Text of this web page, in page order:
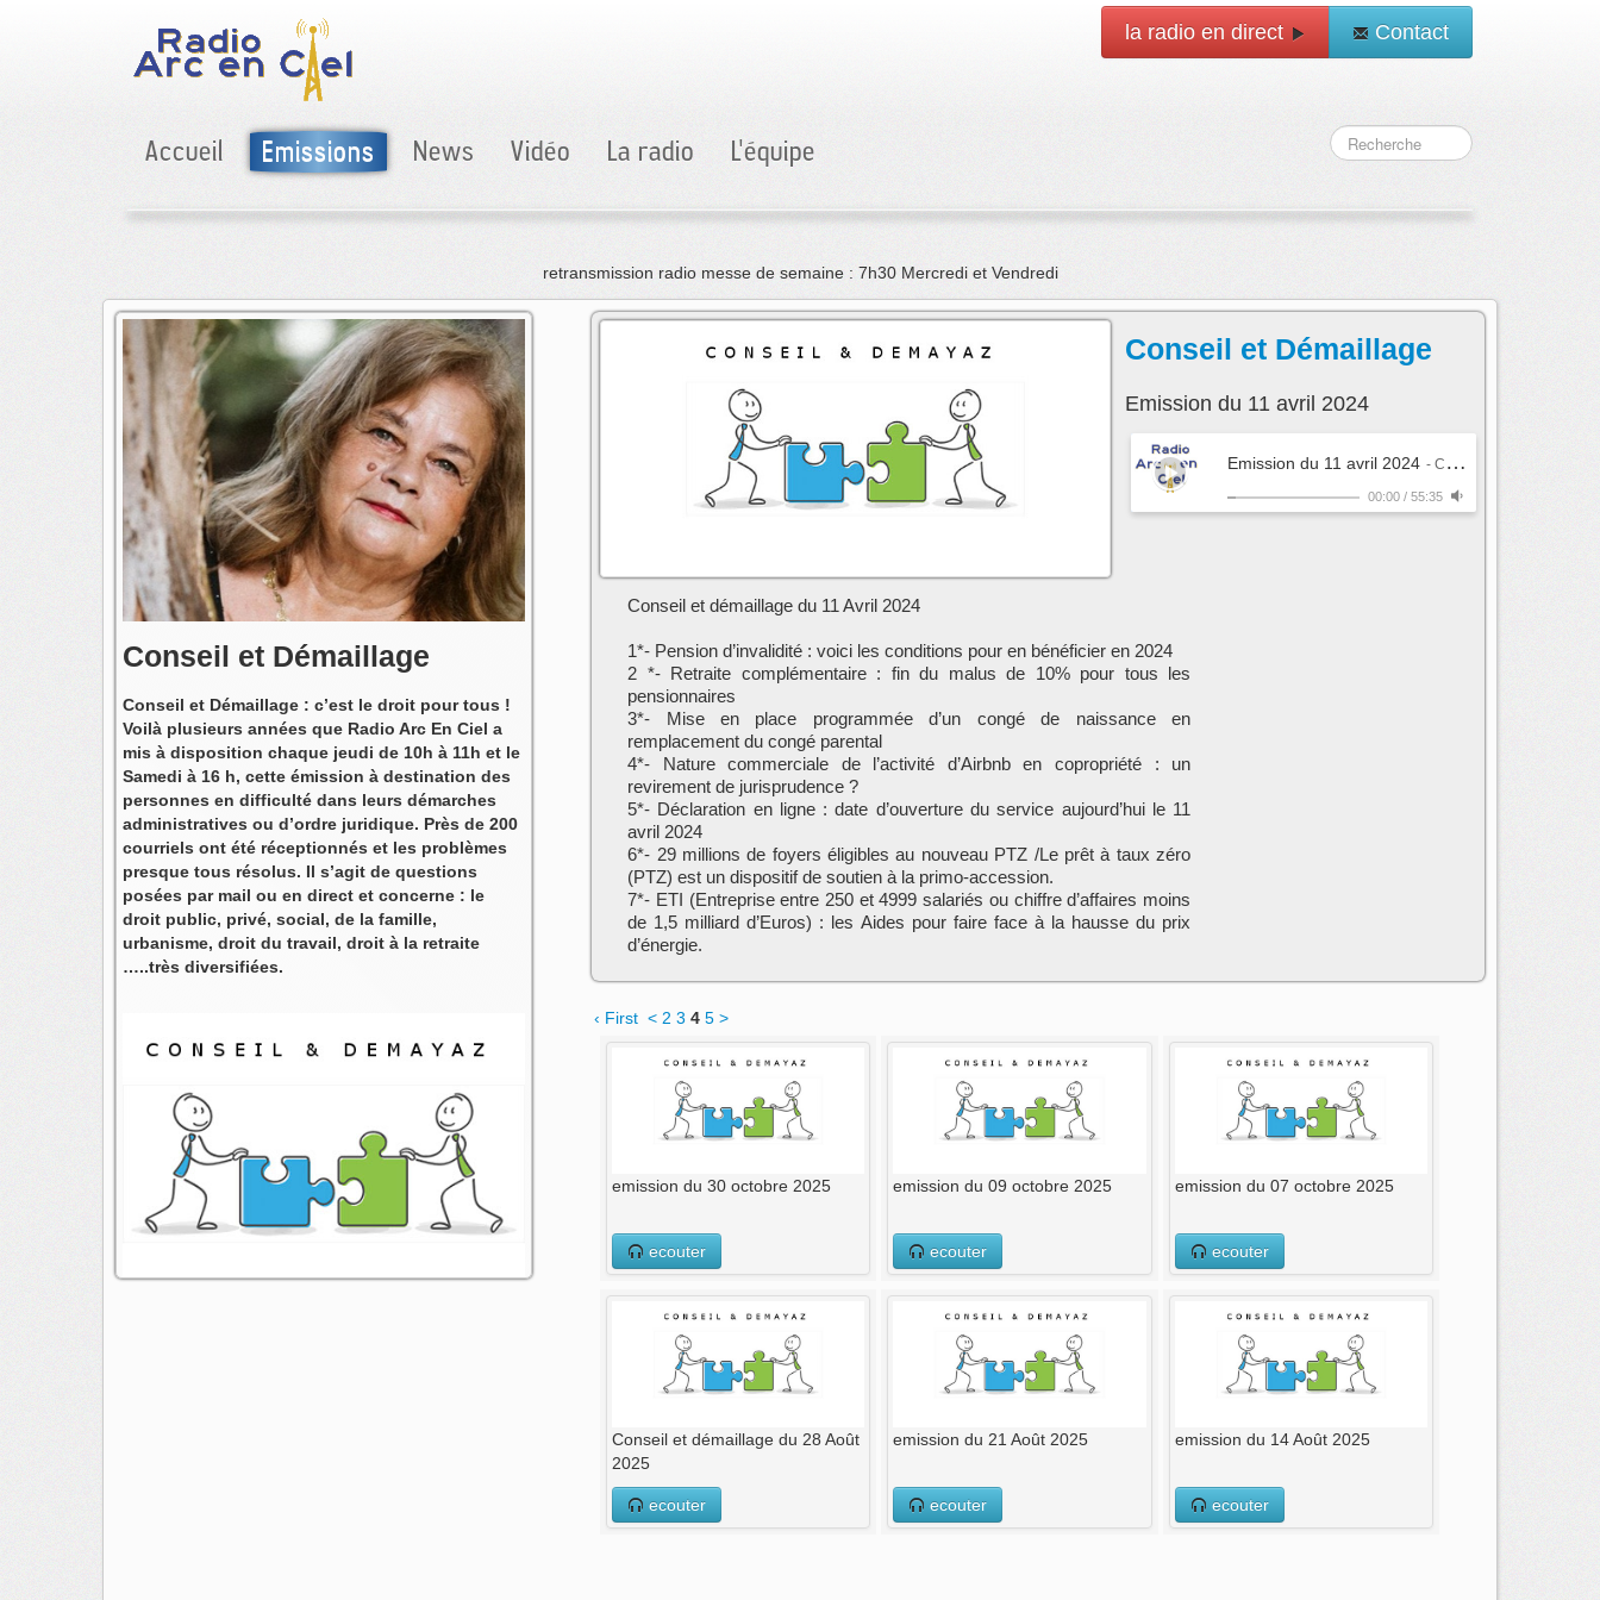
la radio en direct Contact
Accueil Emissions News Vidéo La radio L'équipe
retransmission radio messe de semaine : 7h30 Mercredi et Vendredi
Conseil et Démaillage
Conseil et Démaillage : c’est le droit pour tous !
Voilà plusieurs années que Radio Arc En Ciel a
mis à disposition chaque jeudi de 10h à 11h et le
Samedi à 16 h, cette émission à destination des
personnes en difficulté dans leurs démarches
administratives ou d’ordre juridique. Près de 200
courriels ont été réceptionnés et les problèmes
presque tous résolus. Il s’agit de questions
posées par mail ou en direct et concerne : le
droit public, privé, social, de la famille,
urbanisme, droit du travail, droit à la retraite
…..très diversifiées.
Conseil et Démaillage
Emission du 11 avril 2024
Emission du 11 avril 2024 - Conseil et Démaillage
00:00/ 55:35
Conseil et démaillage du 11 Avril 2024
1*- Pension d’invalidité : voici les conditions pour en bénéficier en 2024
2 *- Retraite complémentaire : fin du malus de 10% pour tous les
pensionnaires
3*- Mise en place programmée d’un congé de naissance en
remplacement du congé parental
4*- Nature commerciale de l’activité d’Airbnb en copropriété : un
revirement de jurisprudence ?
5*- Déclaration en ligne : date d’ouverture du service aujourd’hui le 11
avril 2024
6*- 29 millions de foyers éligibles au nouveau PTZ /Le prêt à taux zéro
(PTZ) est un dispositif de soutien à la primo-accession.
7*- ETI (Entreprise entre 250 et 4999 salariés ou chiffre d’affaires moins
de 1,5 milliard d’Euros) : les Aides pour faire face à la hausse du prix
d’énergie.
‹ First < 2 3 4 5 >
emission du 30 octobre 2025
ecouter
emission du 09 octobre 2025
ecouter
emission du 07 octobre 2025
ecouter
Conseil et démaillage du 28 Août
2025
ecouter
emission du 21 Août 2025
ecouter
emission du 14 Août 2025
ecouter